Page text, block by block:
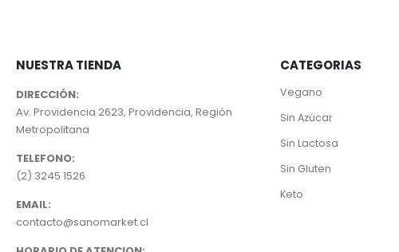
NUESTRA TIENDA
DIRECCIÓN:
Av. Providencia 2623, Providencia, Región
Metropolitana
TELEFONO:
(2) 3245 1526
EMAIL:
contacto@sanomarket.cl
CATEGORIAS
Vegano
Sin Azúcar
Sin Lactosa
Sin Gluten
Keto